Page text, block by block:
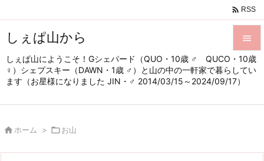
しぇぱ山から
しぇぱ山にようこそ！Gシェパード（QUO・10歳 ♂ QUCO・10歳
♀）シェプスキー（DAWN・1歳 ♂）と山の中の一軒家で暮らしてい
ます（お星様になりました JIN・♂ 2014/03/15～2024/09/17）


メニュ
サイド

 RSS
 ホーム > お山